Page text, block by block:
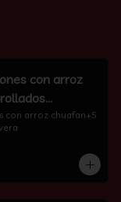
con arroz
con arroz chuafan+5